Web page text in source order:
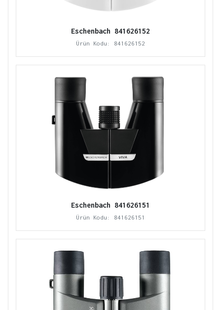
Eschenbach 841626152
Ürün Kodu: 841626152
Eschenbach 841626151
Ürün Kodu: 841626151